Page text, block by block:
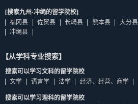
[搜索九州·冲绳的留学院校]
福冈县
佐贺县 长崎县 熊本县 大分县
冲绳县
【从学科专业搜索】
搜索可以学习文科的留学院校
文学
语言学 法学 经济、经营、商学
搜索可以学习理科的留学院校